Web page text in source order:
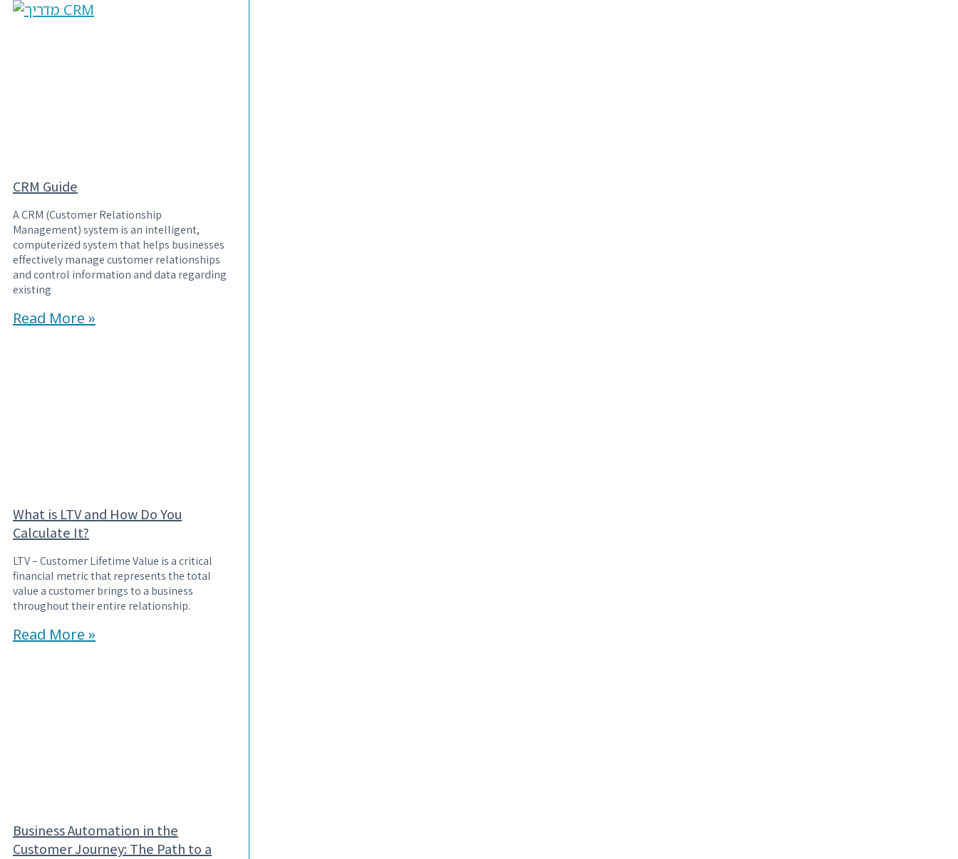
CRM Guide
A CRM (Customer Relationship
Management) system is an intelligent,
computerized system that helps businesses
effectively manage customer relationships
and control information and data regarding
existing
Read More »
What is LTV and How Do You
Calculate It?
LTV – Customer Lifetime Value is a critical
financial metric that represents the total
value a customer brings to a business
throughout their entire relationship.
Read More »
Business Automation in the
Customer Journey: The Path to a